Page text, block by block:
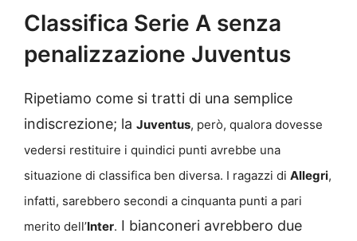
Classifica Serie A senza
penalizzazione Juventus
Ripetiamo come si tratti di una semplice
indiscrezione; la Juventus, però, qualora dovesse
vedersi restituire i quindici punti avrebbe una
situazione di classifica ben diversa. I ragazzi di Allegri,
infatti, sarebbero secondi a cinquanta punti a pari
merito dell’Inter. I bianconeri avrebbero due